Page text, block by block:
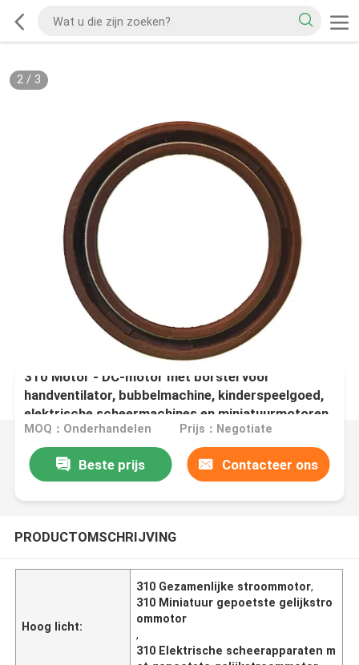
2/ 3
310 Motor - DC-motor met borstel voor
handventilator, bubbelmachine, kinderspeelgoed,
elektrische scheermachines en miniatuurmotoren
MOQ：Onderhandelen Prijs：Negotiate
Beste prijs Contacteer ons
PRODUCTOMSCHRIJVING
Hoog licht:
310 Gezamenlijke stroommotor,
310 Miniatuur gepoetste gelijkstro
ommotor
,
310 Elektrische scheerapparaten m